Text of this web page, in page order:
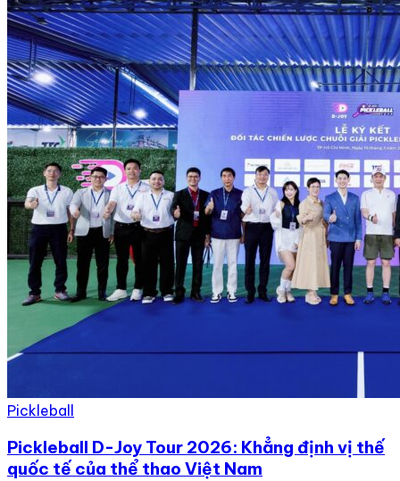
Pickleball
Pickleball D-Joy Tour 2026: Khẳng định vị thế
quốc tế của thể thao Việt Nam